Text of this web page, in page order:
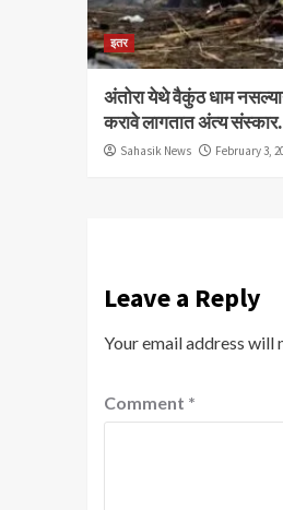
इतर
अंतोरा येथे वैकुंठ धाम
करावे लागतात अंत्य
Sahasik News February 3,
Leave a Reply
Your email address will
Comment *